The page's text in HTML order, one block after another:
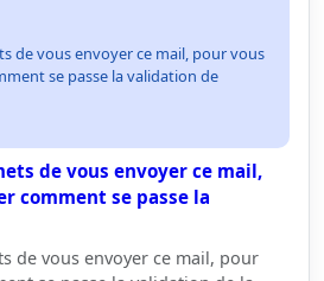
de vous envoyer ce mail, pour vous
se passe la validation de
de vous envoyer ce mail,
comment se passe la
de vous envoyer ce mail, pour